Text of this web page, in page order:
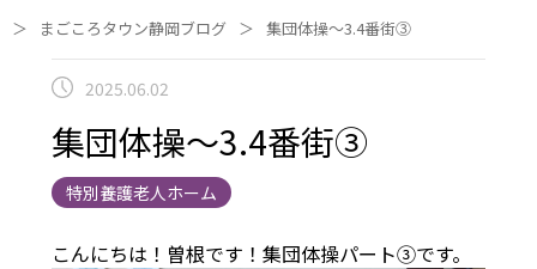
＞
まごころタウン静岡ブログ ＞ 集団体操～3.4番街③
2025.06.02
集団体操～3.4番街③
特別養護老人ホーム
こんにちは！曽根です！集団体操パート③です。